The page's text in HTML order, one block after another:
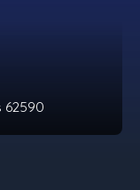
62590